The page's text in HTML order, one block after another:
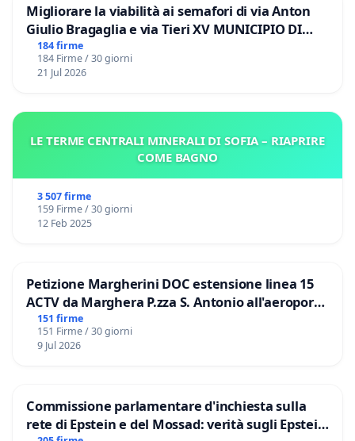
Migliorare la viabilità ai semafori di via Anton
Giulio Bragaglia e via Tieri XV MUNICIPIO DI
ROMA
184 firme
184 Firme / 30 giorni
21 Jul 2026
LE TERME CENTRALI MINERALI DI SOFIA – RIAPRIRE
COME BAGNO
3 507 firme
159 Firme / 30 giorni
12 Feb 2025
Petizione Margherini DOC estensione linea 15
ACTV da Marghera P.zza S. Antonio all'aeroporto
Marco Polo tariffa a € 1,50
151 firme
151 Firme / 30 giorni
9 Jul 2026
Commissione parlamentare d'inchiesta sulla
rete di Epstein e del Mossad: verità sugli Epstein